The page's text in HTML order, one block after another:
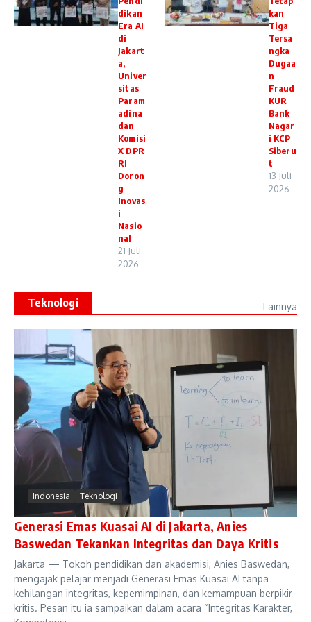
dikan
Era AI
di
Jakart
a,
Univer
sitas
Param
adina
dan
Komisi
X DPR
RI
Doron
g
Inovas
i
Nasio
nal
21 Juli
2026
kan
Tiga
Tersa
ngka
Dugaa
n
Fraud
KUR
Bank
Nagar
i KCP
Siberu
t
13 Juli
2026
Teknologi Lainnya
Indonesia Teknologi
Generasi Emas Kuasai AI di Jakarta, Anies
Baswedan Tekankan Integritas dan Daya Kritis
Jakarta — Tokoh pendidikan dan akademisi, Anies Baswedan,
mengajak pelajar menjadi Generasi Emas Kuasai AI tanpa
kehilangan integritas, kepemimpinan, dan kemampuan berpikir
kritis. Pesan itu ia sampaikan dalam acara “Integritas Karakter,